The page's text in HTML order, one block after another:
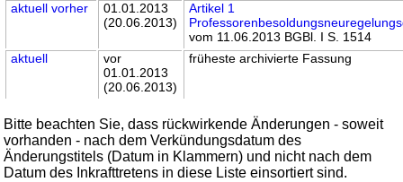
aktuell vorher
01.01.2013
(20.06.2013)
Artikel 1
vom 11.06.2013 BGBl. I S. 1514
aktuell
vor
01.01.2013
(20.06.2013)
früheste archivierte Fassung
Bitte beachten Sie, dass rückwirkende Änderungen - soweit
vorhanden - nach dem Verkündungsdatum des
Änderungstitels (Datum in Klammern) und nicht nach dem
Datum des Inkrafttretens in diese Liste einsortiert sind.